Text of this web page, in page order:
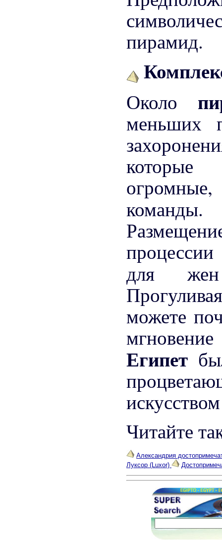
пирамид.
Около
меньших
которые
для
можете
Египет
Читайте
Александрия
Луксор (Luxor)